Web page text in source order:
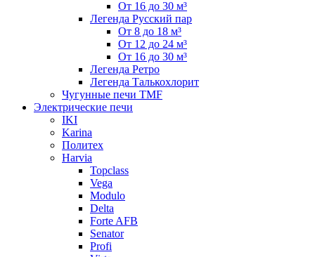
От 16 до 30 м³
Легенда Русский пар
От 8 до 18 м³
От 12 до 24 м³
От 16 до 30 м³
Легенда Ретро
Легенда Талькохлорит
Чугунные печи TMF
Электрические печи
IKI
Karina
Политех
Harvia
Topclass
Vega
Modulo
Delta
Forte AFB
Senator
Profi